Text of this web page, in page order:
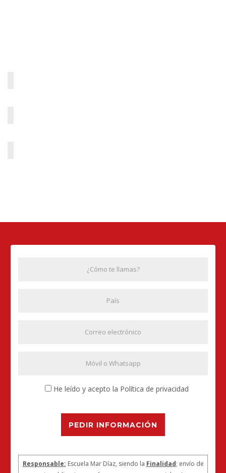
He leído y acepto la Política de privacidad
PEDIR INFORMACIÓN
Responsable: Escuela Mar Díaz, siendo la Finalidad; envío de